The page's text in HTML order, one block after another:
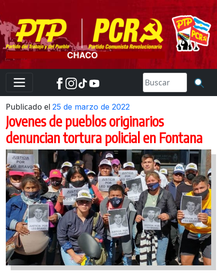
to
content
Publicado el 25 de marzo de 2022
Jovenes de pueblos originarios
denuncian tortura policial en Fontana